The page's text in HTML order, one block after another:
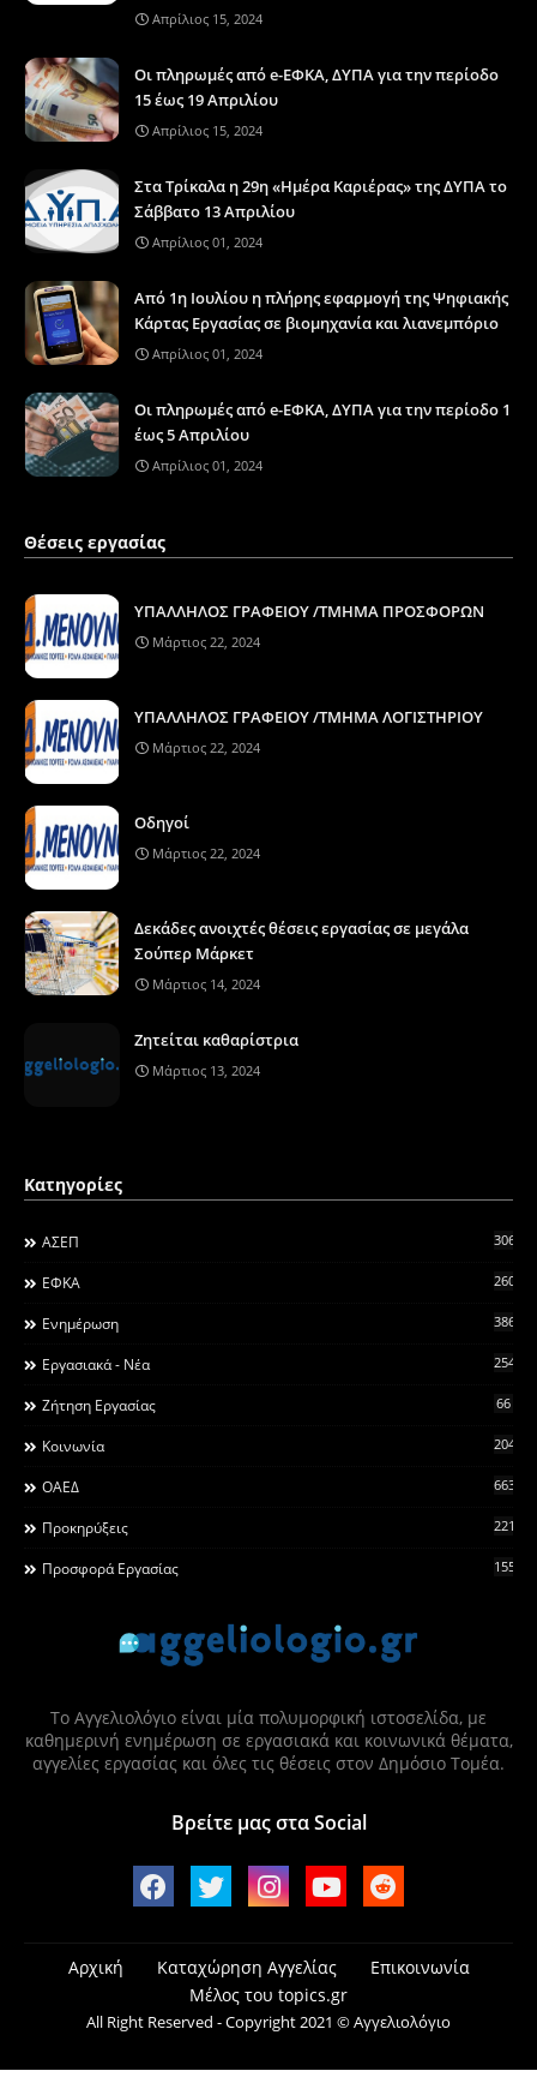
Απρίλιος 15, 2024
Οι πληρωμές από e-ΕΦΚΑ, ΔΥΠΑ για την περίοδο
15 έως 19 Απριλίου
Απρίλιος 15, 2024
Στα Τρίκαλα η 29η «Ημέρα Καριέρας» της ΔΥΠΑ το
Σάββατο 13 Απριλίου
Απρίλιος 01, 2024
Από 1η Ιουλίου η πλήρης εφαρμογή της Ψηφιακής
Κάρτας Εργασίας σε βιομηχανία και λιανεμπόριο
Απρίλιος 01, 2024
Οι πληρωμές από e-ΕΦΚΑ, ΔΥΠΑ για την περίοδο 1
έως 5 Απριλίου
Απρίλιος 01, 2024
Θέσεις εργασίας
ΥΠΑΛΛΗΛΟΣ ΓΡΑΦΕΙΟΥ /ΤΜΗΜΑ ΠΡΟΣΦΟΡΩΝ
Μάρτιος 22, 2024
ΥΠΑΛΛΗΛΟΣ ΓΡΑΦΕΙΟΥ /ΤΜΗΜΑ ΛΟΓΙΣΤΗΡΙΟΥ
Μάρτιος 22, 2024
Οδηγοί
Μάρτιος 22, 2024
Δεκάδες ανοιχτές θέσεις εργασίας σε μεγάλα
Σούπερ Μάρκετ
Μάρτιος 14, 2024
Ζητείται καθαρίστρια
Μάρτιος 13, 2024
Κατηγορίες
ΑΣΕΠ 306
ΕΦΚΑ 260
Ενημέρωση 3868
Εργασιακά - Νέα 2546
Ζήτηση Εργασίας 66
Κοινωνία 2044
ΟΑΕΔ 663
Προκηρύξεις 2215
Προσφορά Εργασίας 155
Το Αγγελιολόγιο είναι μία πολυμορφική ιστοσελίδα, με
καθημερινή ενημέρωση σε εργασιακά και κοινωνικά θέματα,
αγγελίες εργασίας και όλες τις θέσεις στον Δημόσιο Τομέα.
Βρείτε μας στα Social
Αρχική Καταχώρηση Αγγελίας
Επικοινωνία
Μέλος του topics.gr
All Right Reserved - Copyright 2021 © Αγγελιολόγιο